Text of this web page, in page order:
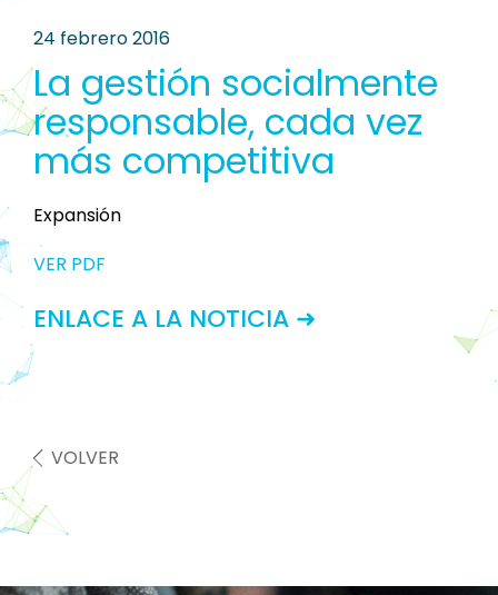
24 febrero 2016
La gestión socialmente
responsable, cada vez
más competitiva
Expansión
VER PDF
ENLACE A LA NOTICIA ➜
VOLVER